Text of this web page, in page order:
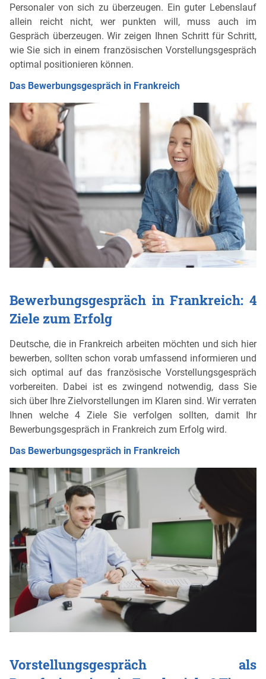
Personaler von sich zu überzeugen. Ein guter Lebenslauf
allein reicht nicht, wer punkten will, muss auch im
Gespräch überzeugen. Wir zeigen Ihnen Schritt für Schritt,
wie Sie sich in einem französischen Vorstellungsgespräch
optimal positionieren können.
Das Bewerbungsgespräch in Frankreich
Bewerbungsgespräch in Frankreich: 4
Ziele zum Erfolg
Deutsche, die in Frankreich arbeiten möchten und sich hier
bewerben, sollten schon vorab umfassend informieren und
sich optimal auf das französische Vorstellungsgespräch
vorbereiten. Dabei ist es zwingend notwendig, dass Sie
sich über Ihre Zielvorstellungen im Klaren sind. Wir verraten
Ihnen welche 4 Ziele Sie verfolgen sollten, damit Ihr
Bewerbungsgespräch in Frankreich zum Erfolg wird.
Das Bewerbungsgespräch in Frankreich
Vorstellungsgespräch als